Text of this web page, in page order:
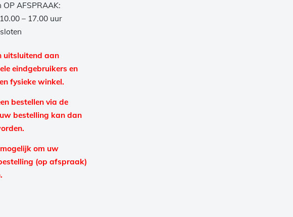
AFSPRAAK:
– 17.00 uur
uitsluitend aan
eindgebruikers en
fysieke winkel.
bestellen via de
bestelling kan dan
om uw
(op afspraak)